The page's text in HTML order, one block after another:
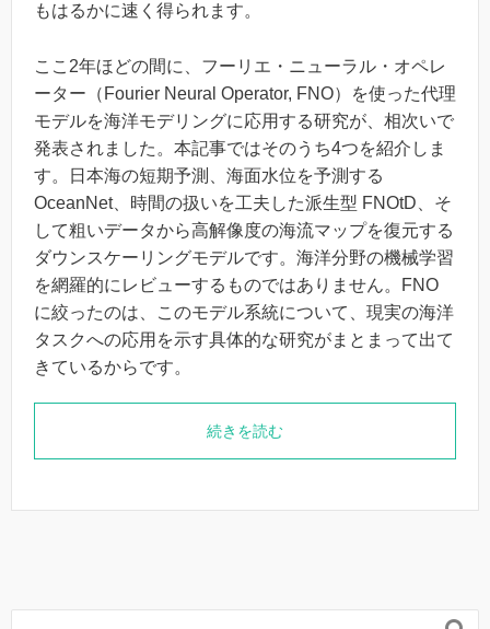
もはるかに速く得られます。
ここ2年ほどの間に、フーリエ・ニューラル・オペレ
ーター（Fourier Neural Operator, FNO）を使った代理
モデルを海洋モデリングに応用する研究が、相次いで
発表されました。本記事ではそのうち4つを紹介しま
す。日本海の短期予測、海面水位を予測する
OceanNet、時間の扱いを工夫した派生型 FNOtD、そ
して粗いデータから高解像度の海流マップを復元する
ダウンスケーリングモデルです。海洋分野の機械学習
を網羅的にレビューするものではありません。FNO
に絞ったのは、このモデル系統について、現実の海洋
タスクへの応用を示す具体的な研究がまとまって出て
きているからです。
続きを読む